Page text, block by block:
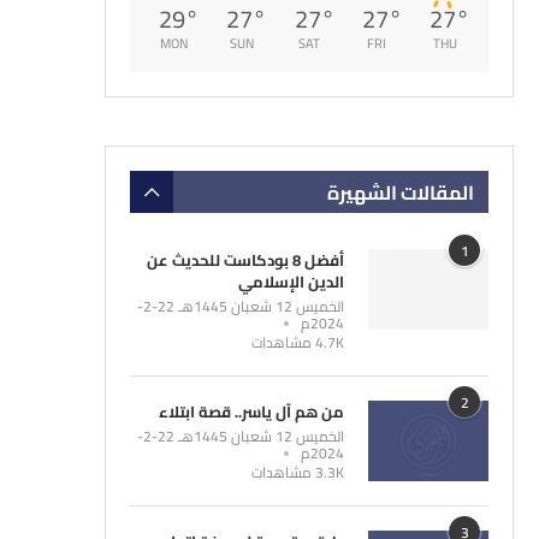
27°
THU
27°
FRI
27°
SAT
27°
SUN
29°
MON
المقالات الشهيرة
1 أفضل 8 بودكاست للحديث عن
الدين الإسلامي
الخميس 12 شعبان 1445هـ 22-2-
2024م
4.7K مشاهدات
2 من هم آل ياسر.. قصة ابتلاء
الخميس 12 شعبان 1445هـ 22-2-
2024م
3.3K مشاهدات
3